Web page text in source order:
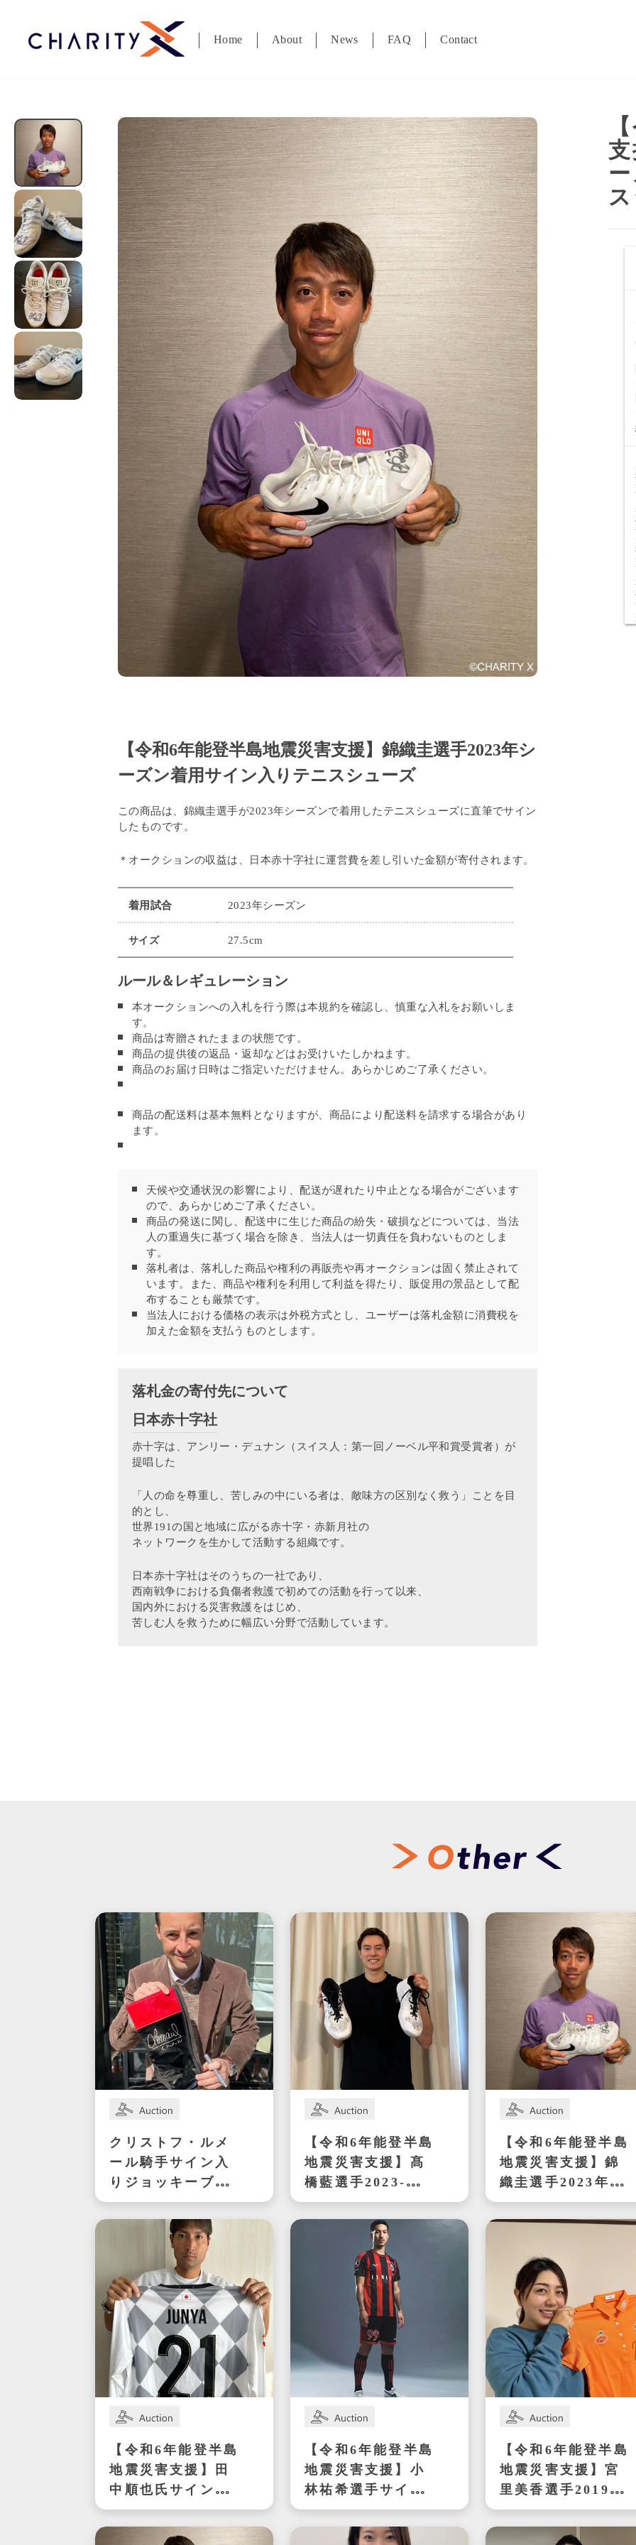
Home About News FAQ Contact
【令和6年能登半島地震災害支援】錦織圭選手2023年シ
ーズン着用サイン入りテニスシューズ
この商品は、錦織圭選手が2023年シーズンで着用したテニスシューズに直筆でサイン
したものです。
＊オークションの収益は、日本赤十字社に運営費を差し引いた金額が寄付されます。
着用試合
2023年シーズン
サイズ 27.5cm
ルール＆レギュレーション
本オークションへの入札を行う際は本規約を確認し、慎重な入札をお願いしま
す。
商品は寄贈されたままの状態です。
商品の提供後の返品・返却などはお受けいたしかねます。
商品のお届け日時はご指定いただけません。あらかじめご了承ください。
商品の配送料は基本無料となりますが、商品により配送料を請求する場合があり
ます。
天候や交通状況の影響により、配送が遅れたり中止となる場合がございます
ので、あらかじめご了承ください。
商品の発送に関し、配送中に生じた商品の紛失・破損などについては、当法
人の重過失に基づく場合を除き、当法人は一切責任を負わないものとしま
す。
落札者は、落札した商品や権利の再販売や再オークションは固く禁止されて
います。また、商品や権利を利用して利益を得たり、販促用の景品として配
布することも厳禁です。
当法人における価格の表示は外税方式とし、ユーザーは落札金額に消費税を
加えた金額を支払うものとします。
落札金の寄付先について
日本赤十字社
赤十字は、アンリー・デュナン（スイス人：第一回ノーベル平和賞受賞者）が
提唱した
「人の命を尊重し、苦しみの中にいる者は、敵味方の区別なく救う」ことを目
的とし、
世界191の国と地域に広がる赤十字・赤新月社の
ネットワークを生かして活動する組織です。
日本赤十字社はそのうちの一社であり、
西南戦争における負傷者救護で初めての活動を行って以来、
国内外における災害救護をはじめ、
苦しむ人を救うために幅広い分野で活動しています。
クリストフ・ルメ
ール騎手サイン入
りジョッキーブー
ツ
【令和6年能登半島
地震災害支援】髙
橋藍選手2023-
2024シーズン着用
サイン入りシュー
【令和6年能登半島
地震災害支援】錦
織圭選手2023年シ
ーズン着用サイン
入りテニスシュー
【令和6年能登半島
地震災害支援】田
中順也氏サイン入
りユニフォーム
【令和6年能登半島
地震災害支援】小
林祐希選手サイン
入りスパイク
【令和6年能登半島
地震災害支援】宮
里美香選手2019年
シーズンの試合で
着用したサイン入